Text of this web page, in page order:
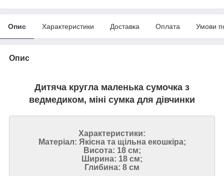
Опис Характеристики Доставка Оплата Умови
Опис
Дитяча кругла маленька сумочка з
ведмедиком, міні сумка для дівчинки
Характеристики:
Матеріал: Якісна та щільна екошкіра;
Висота: 18 см;
Ширина: 18 см;
Глибина: 8 см